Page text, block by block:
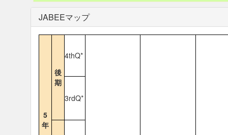
JABEEマップ
5
年
後
期
4thQ*
3rdQ*